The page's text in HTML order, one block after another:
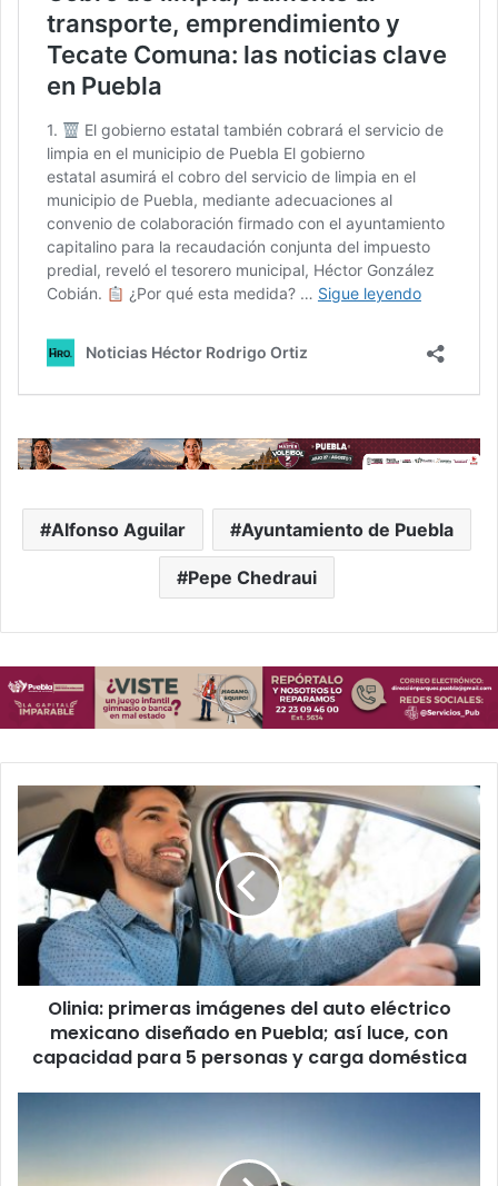
Alfonso Aguilar Ayuntamiento de Puebla
Pepe Chedraui
Olinia:
primeras
imágenes
del
auto
eléctrico
mexicano
diseñado
en
Puebla;
luce,
capacidad
Olinia: primeras imágenes del auto eléctrico
mexicano diseñado en Puebla; así luce, con
capacidad para 5 personas y carga doméstica
2026